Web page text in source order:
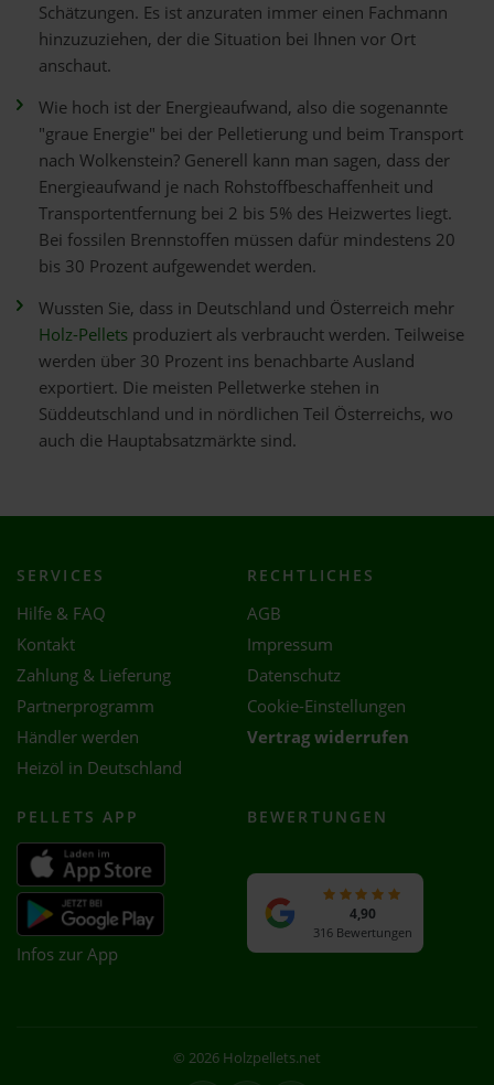
Schätzungen. Es ist anzuraten immer einen Fachmann
hinzuzuziehen, der die Situation bei Ihnen vor Ort
anschaut.
Wie hoch ist der Energieaufwand, also die sogenannte
"graue Energie" bei der Pelletierung und beim Transport
nach Wolkenstein? Generell kann man sagen, dass der
Energieaufwand je nach Rohstoffbeschaffenheit und
Transportentfernung bei 2 bis 5% des Heizwertes liegt.
Bei fossilen Brennstoffen müssen dafür mindestens 20
bis 30 Prozent aufgewendet werden.
Wussten Sie, dass in Deutschland und Österreich mehr
Holz-Pellets produziert als verbraucht werden. Teilweise
werden über 30 Prozent ins benachbarte Ausland
exportiert. Die meisten Pelletwerke stehen in
Süddeutschland und in nördlichen Teil Österreichs, wo
auch die Hauptabsatzmärkte sind.
SERVICES
Hilfe & FAQ
Kontakt
Zahlung & Lieferung
Partnerprogramm
Händler werden
Heizöl in Deutschland
RECHTLICHES
AGB
Impressum
Datenschutz
Cookie-Einstellungen
Vertrag widerrufen
PELLETS APP
Infos zur App
BEWERTUNGEN
4,90
316 Bewertungen
© 2026 Holzpellets.net